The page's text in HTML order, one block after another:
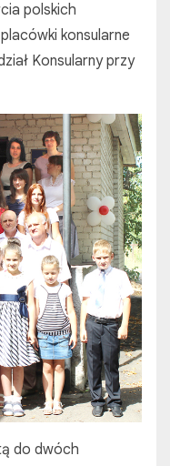
polskich
konsularne
Konsularny przy
do dwóch